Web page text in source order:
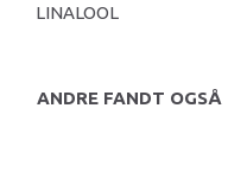
LINALOOL
ANDRE FANDT OGSÅ